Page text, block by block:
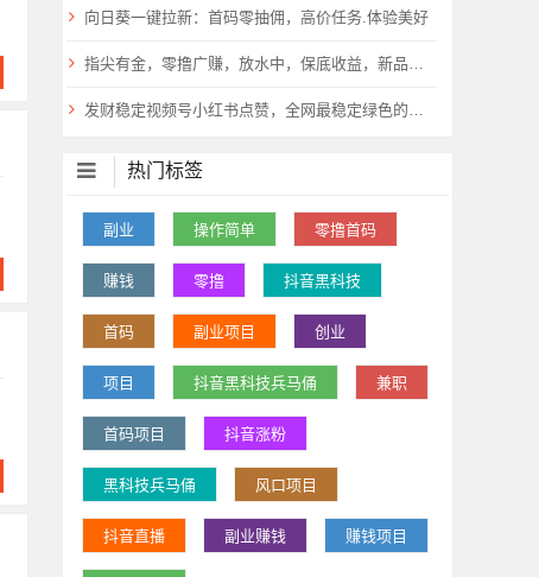
向日葵一键拉新：首码零抽佣，高价任务.体验美好
指尖有金，零撸广赚，放水中，保底收益，新品上线，
发财稳定视频号小红书点赞，全网最稳定绿色的项目，小红书启动
热门标签
副业 操作简单 零撸首码
赚钱 零撸 抖音黑科技
首码 副业项目 创业
项目 抖音黑科技兵马俑 兼职
首码项目 抖音涨粉
黑科技兵马俑 风口项目
抖音直播 副业赚钱 赚钱项目